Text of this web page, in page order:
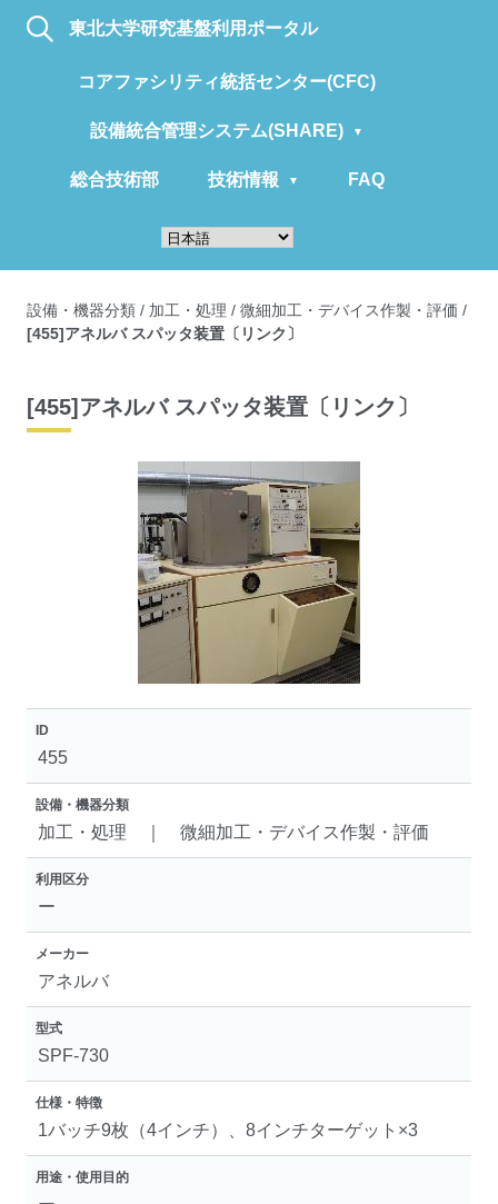
東北大学研究基盤利用ポータル
コアファシリティ統括センター(CFC)
設備統合管理システム(SHARE)
総合技術部 技術情報 FAQ
設備・機器分類 / 加工・処理 / 微細加工・デバイス作製・評価 /
[455]アネルバ スパッタ装置〔リンク〕
[455]アネルバ スパッタ装置〔リンク〕
ID
455
設備・機器分類
加工・処理 ｜ 微細加工・デバイス作製・評価
利用区分
ー
メーカー
アネルバ
型式
SPF-730
仕様・特徴
1バッチ9枚（4インチ）、8インチターゲット×3
用途・使用目的